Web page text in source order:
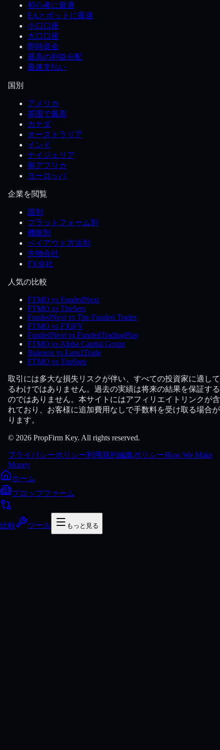
初心者に最適
EAとボットに最適
小口口座
大口口座
即時資金
最高の利益分配
最速支払い
国別
アメリカ
英国で最高
カナダ
オーストラリア
インド
ナイジェリア
南アフリカ
ヨーロッパ
企業を閲覧
国別
プラットフォーム別
機能別
ペイアウト方法別
先物会社
FX会社
人気の比較
FTMO vs FundedNext
FTMO vs The5ers
FundedNext vs The Funded Trader
FTMO vs FXIFY
FundedNext vs FundedTradingPlus
FTMO vs Alpha Capital Group
Bulenox vs Earn2Trade
FTMO vs TopStep
取引には多大な損失リスクが伴い、すべての投資家に適し
るわけではありません。過去の実績は将来の結果を保証す
のではありません。本サイトにはアフィリエイトリンクが
れており、お客様に追加費用なしで手数料を受け取る場合
ります。
© 2026 PropFirm Key. All rights reserved.
プライバシーポリシー利用規約編集ポリシーHow We Make
Money
ホーム
プロップファーム
比較 ツール もっと見る